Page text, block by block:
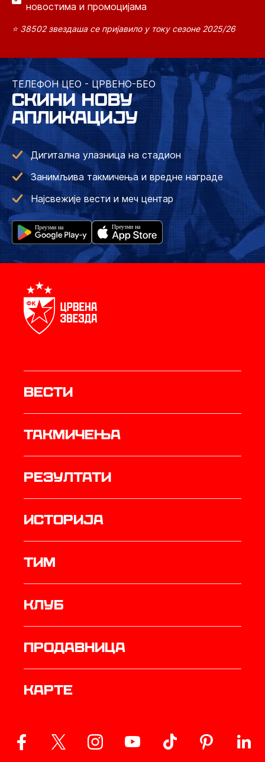
новостима и промоцијама
⭐ 38502 звездаша се пријавило у току сезоне 2025/26
ТЕЛЕФОН ЦЕО - ЦРВЕНО-БЕО
СКИНИ НОВУ
АПЛИКАЦИЈУ
Дигитална улазница на стадион
Занимљива такмичења и вредне награде
Најсвежије вести и меч центар
Вести
Такмичења
резултати
историја
ТИМ
Клуб
продавница
Карте